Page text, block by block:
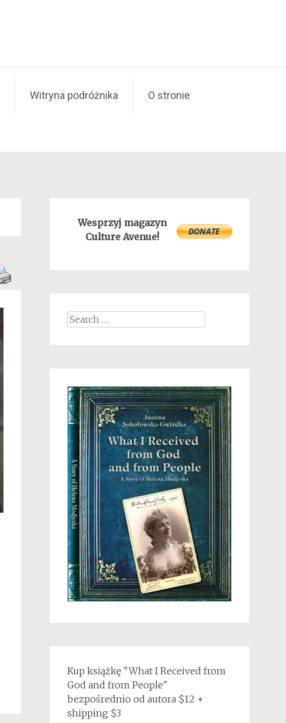
Witryna podróżnika O stronie
Wesprzyj magazyn
Culture Avenue!
Search
Kup książkę "What I Received from
God and from People"
bezpośrednio od autora $12 +
shipping $3